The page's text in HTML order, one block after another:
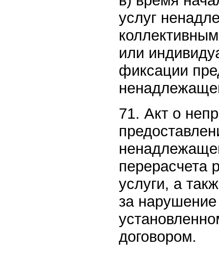
услуг
или
фиксации
71. Акт о
перерасчета
услуги, а
за нарушение
договором.